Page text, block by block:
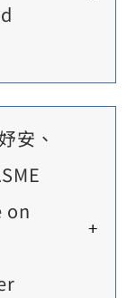
安、
on